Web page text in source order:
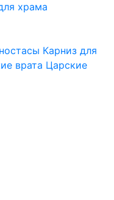
храма
Карниз для
врата Царские